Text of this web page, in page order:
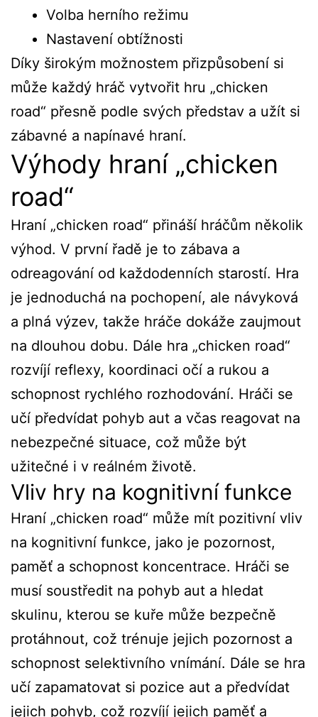
Volba herního režimu
Nastavení obtížnosti
Díky širokým možnostem přizpůsobení si
může každý hráč vytvořit hru „chicken
road“ přesně podle svých představ a užít si
zábavné a napínavé hraní.
Výhody hraní „chicken
road“
Hraní „chicken road“ přináší hráčům několik
výhod. V první řadě je to zábava a
odreagování od každodenních starostí. Hra
je jednoduchá na pochopení, ale návyková
a plná výzev, takže hráče dokáže zaujmout
na dlouhou dobu. Dále hra „chicken road“
rozvíjí reflexy, koordinaci očí a rukou a
schopnost rychlého rozhodování. Hráči se
učí předvídat pohyb aut a včas reagovat na
nebezpečné situace, což může být
užitečné i v reálném životě.
Vliv hry na kognitivní funkce
Hraní „chicken road“ může mít pozitivní vliv
na kognitivní funkce, jako je pozornost,
paměť a schopnost koncentrace. Hráči se
musí soustředit na pohyb aut a hledat
skulinu, kterou se kuře může bezpečně
protáhnout, což trénuje jejich pozornost a
schopnost selektivního vnímání. Dále se hra
učí zapamatovat si pozice aut a předvídat
jejich pohyb, což rozvíjí jejich paměť a